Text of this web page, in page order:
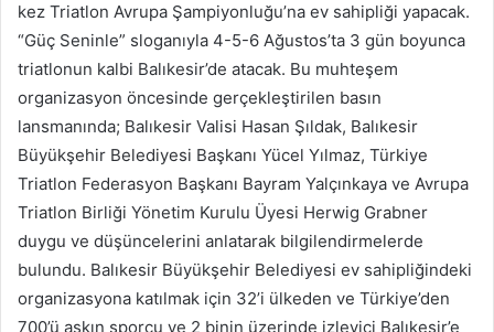
kez Triatlon Avrupa Şampiyonluğu’na ev sahipliği yapacak.
“Güç Seninle” sloganıyla 4-5-6 Ağustos’ta 3 gün boyunca
triatlonun kalbi Balıkesir’de atacak. Bu muhteşem
organizasyon öncesinde gerçekleştirilen basın
lansmanında; Balıkesir Valisi Hasan Şıldak, Balıkesir
Büyükşehir Belediyesi Başkanı Yücel Yılmaz, Türkiye
Triatlon Federasyon Başkanı Bayram Yalçınkaya ve Avrupa
Triatlon Birliği Yönetim Kurulu Üyesi Herwig Grabner
duygu ve düşüncelerini anlatarak bilgilendirmelerde
bulundu. Balıkesir Büyükşehir Belediyesi ev sahipliğindeki
organizasyona katılmak için 32’i ülkeden ve Türkiye’den
700’ü aşkın sporcu ve 2 binin üzerinde izleyici Balıkesir’e